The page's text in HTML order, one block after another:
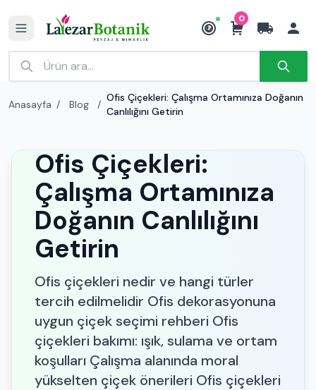
₺
0
Anasayfa / Blog /
Ofis Çiçekleri: Çalışma Ortamınıza Doğanın
Canlılığını Getirin
Ofis Çiçekleri:
Çalışma Ortamınıza
Doğanın Canlılığını
Getirin
Ofis çiçekleri nedir ve hangi türler
tercih edilmelidir Ofis dekorasyonuna
uygun çiçek seçimi rehberi Ofis
çiçekleri bakımı: ışık, sulama ve ortam
koşulları Çalışma alanında moral
yükselten çiçek önerileri Ofis çiçekleri